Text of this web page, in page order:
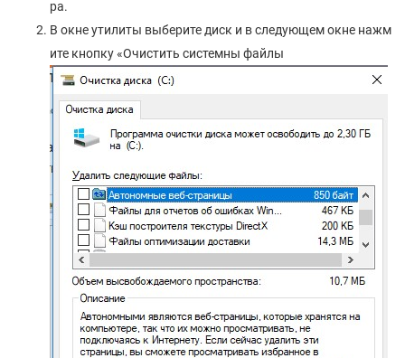
ра.
В окне утилиты выберите диск и в следующем окне нажм
ите кнопку «Очистить системны файлы